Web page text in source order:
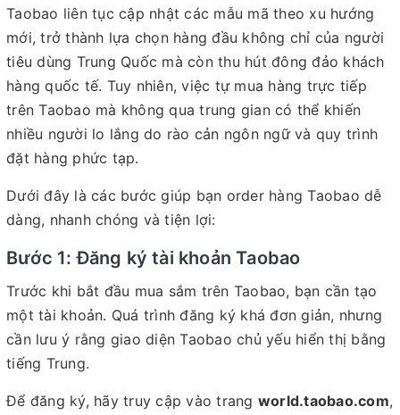
Taobao liên tục cập nhật các mẫu mã theo xu hướng
mới, trở thành lựa chọn hàng đầu không chỉ của người
tiêu dùng Trung Quốc mà còn thu hút đông đảo khách
hàng quốc tế. Tuy nhiên, việc tự mua hàng trực tiếp
trên Taobao mà không qua trung gian có thể khiến
nhiều người lo lắng do rào cản ngôn ngữ và quy trình
đặt hàng phức tạp.
Dưới đây là các bước giúp bạn order hàng Taobao dễ
dàng, nhanh chóng và tiện lợi:
Bước 1: Đăng ký tài khoản Taobao
Trước khi bắt đầu mua sắm trên Taobao, bạn cần tạo
một tài khoản. Quá trình đăng ký khá đơn giản, nhưng
cần lưu ý rằng giao diện Taobao chủ yếu hiển thị bằng
tiếng Trung.
Để đăng ký, hãy truy cập vào trang world.taobao.com,